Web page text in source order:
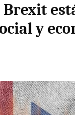
Brexit
y